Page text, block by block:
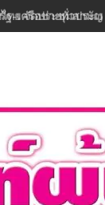
-เครือข่ายทั่วประเ